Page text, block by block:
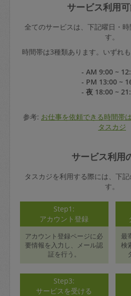
サービス利用
全てのサービスは、下記曜日・
す。
時間帯は3種類あります。いずれ
- AM 9:00 ~
- PM 13:00 ~
- 夜 18:00 ~
参考: お仕事を依頼できる時間帯
タスカジ
サービス利用
タスカジを利用する際には、下
す。
Step1:
アカウント登録
アカウント登録ページに必
要情報を入力し、メール認
証を行う。
最
検
Step3:
サービスを受ける